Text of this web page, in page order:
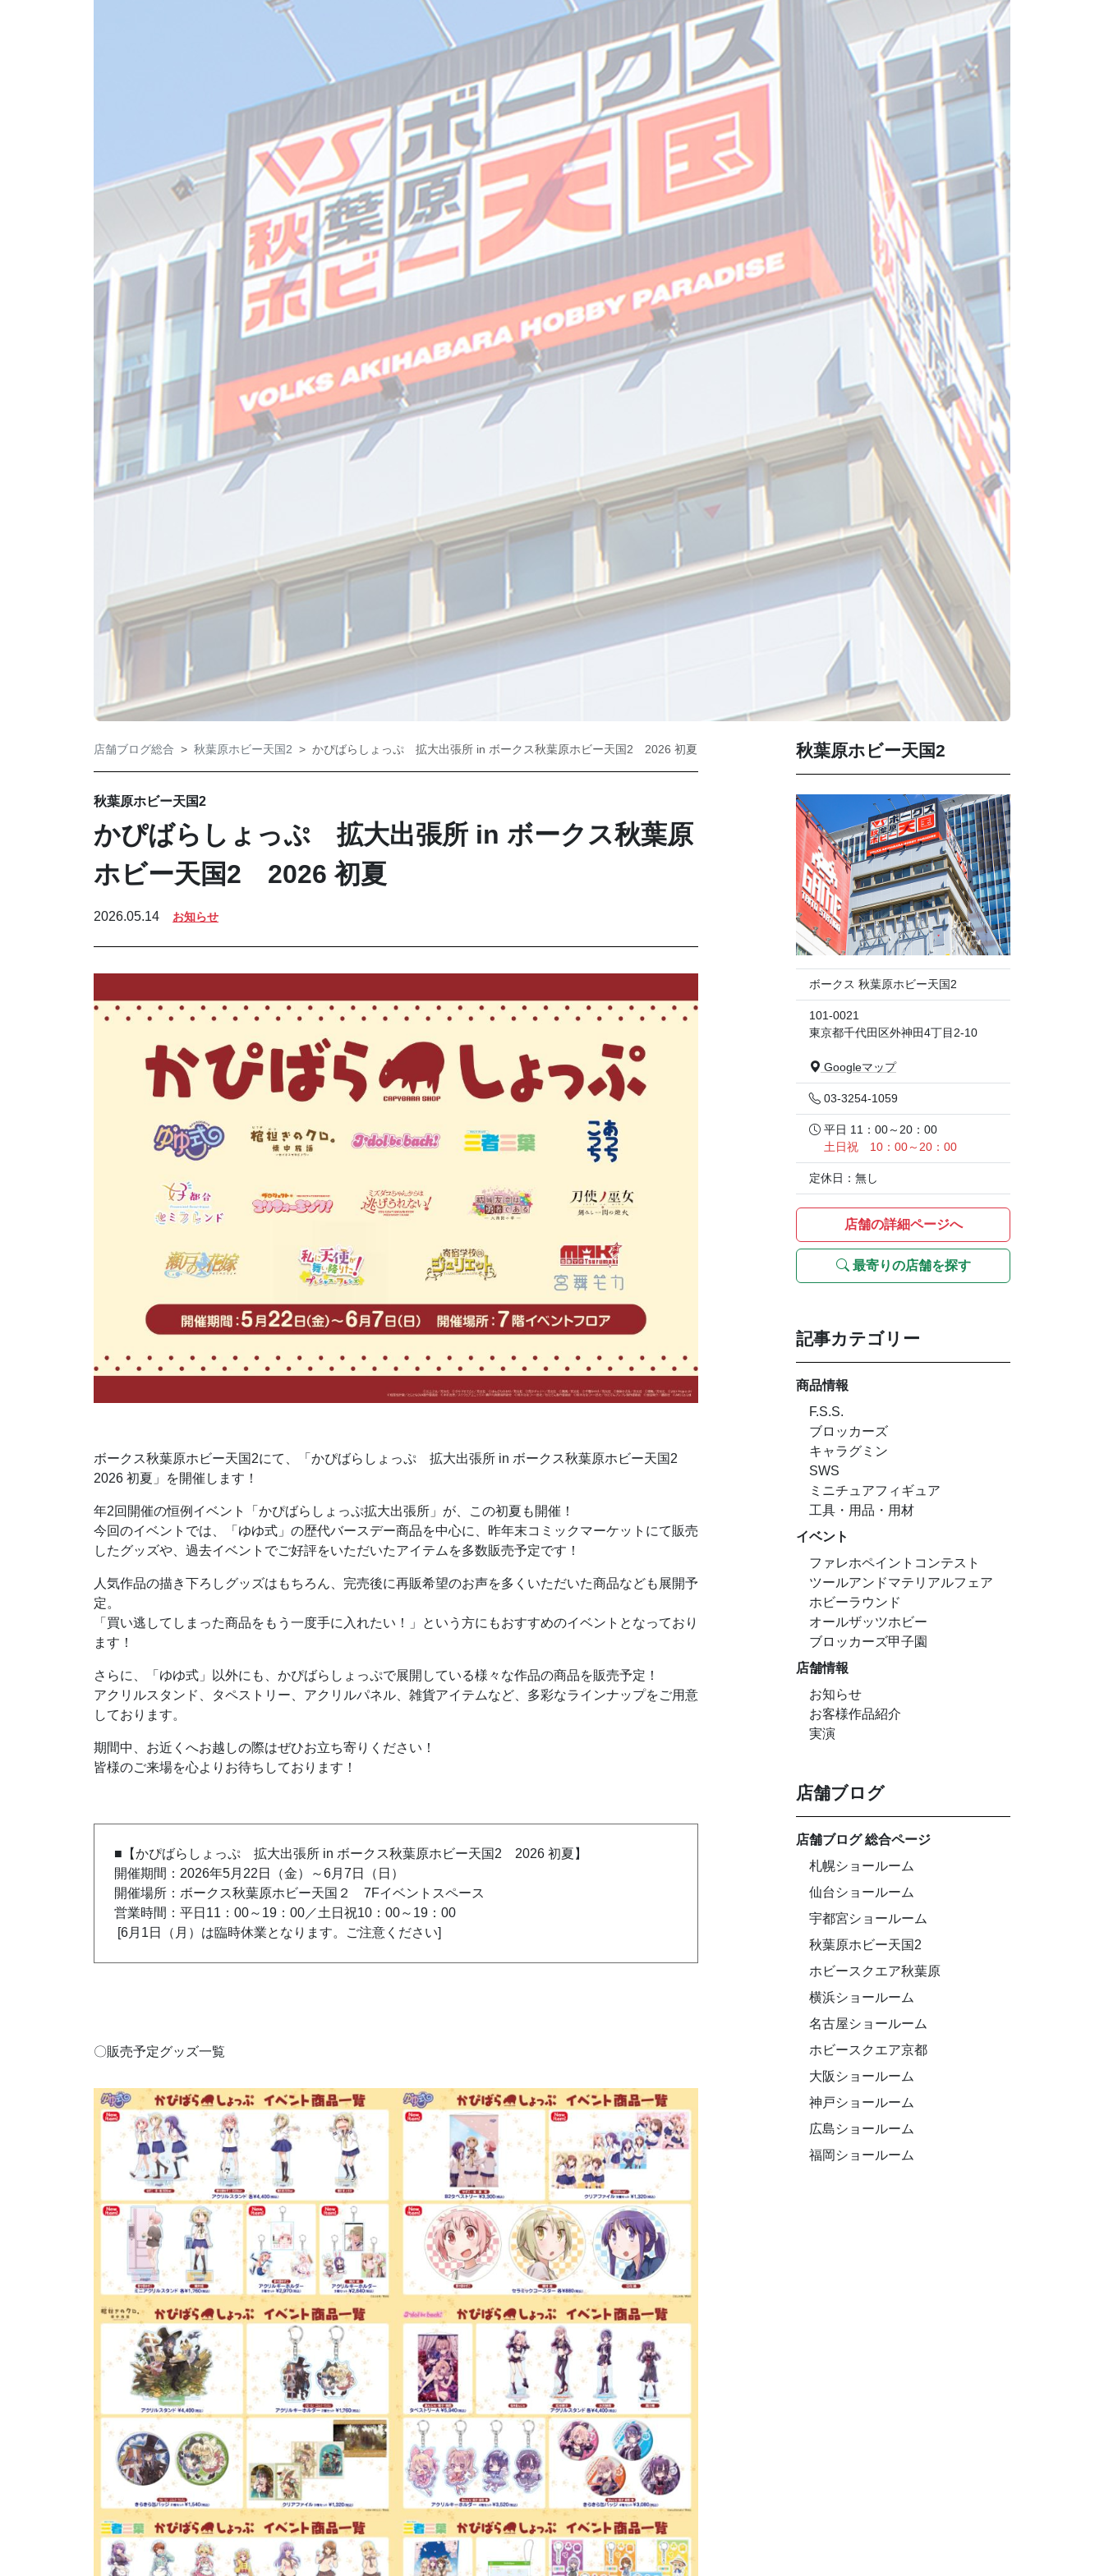
店舗ブログ総合 秋葉原ホビー天国2 かぴばらしょっぷ 拡大出張所 in ボークス秋葉原ホビー天国2 2026 初夏
秋葉原ホビー天国2
かぴばらしょっぷ 拡大出張所 in ボークス秋葉原
ホビー天国2 2026 初夏
2026.05.14 お知らせ
ボークス秋葉原ホビー天国2にて、「かぴばらしょっぷ 拡大出張所 in ボークス秋葉原ホビー天国2
2026 初夏」を開催します！
年2回開催の恒例イベント「かぴばらしょっぷ拡大出張所」が、この初夏も開催！
今回のイベントでは、「ゆゆ式」の歴代バースデー商品を中心に、昨年末コミックマーケットにて販売
したグッズや、過去イベントでご好評をいただいたアイテムを多数販売予定です！
人気作品の描き下ろしグッズはもちろん、完売後に再販希望のお声を多くいただいた商品なども展開予
定。
「買い逃してしまった商品をもう一度手に入れたい！」という方にもおすすめのイベントとなっており
ます！
さらに、「ゆゆ式」以外にも、かぴばらしょっぷで展開している様々な作品の商品を販売予定！
アクリルスタンド、タペストリー、アクリルパネル、雑貨アイテムなど、多彩なラインナップをご用意
しております。
期間中、お近くへお越しの際はぜひお立ち寄りください！
皆様のご来場を心よりお待ちしております！
■【かぴばらしょっぷ 拡大出張所 in ボークス秋葉原ホビー天国2 2026 初夏】
開催期間：2026年5月22日（金）～6月7日（日）
開催場所：ボークス秋葉原ホビー天国２ 7Fイベントスペース
営業時間：平日11：00～19：00／土日祝10：00～19：00
[6月1日（月）は臨時休業となります。ご注意ください]
〇販売予定グッズ一覧
秋葉原ホビー天国2
ボークス 秋葉原ホビー天国2
101-0021
東京都千代田区外神田4丁目2-10
Googleマップ
03-3254-1059
平日 11：00～20：00
土日祝 10：00～20：00
定休日：無し
店舗の詳細ページへ
最寄りの店舗を探す
記事カテゴリー
商品情報
F.S.S.
ブロッカーズ
キャラグミン
SWS
ミニチュアフィギュア
工具・用品・用材
イベント
ファレホペイントコンテスト
ツールアンドマテリアルフェア
ホビーラウンド
オールザッツホビー
ブロッカーズ甲子園
店舗情報
お知らせ
お客様作品紹介
実演
店舗ブログ
店舗ブログ 総合ページ
札幌ショールーム
仙台ショールーム
宇都宮ショールーム
秋葉原ホビー天国2
ホビースクエア秋葉原
横浜ショールーム
名古屋ショールーム
ホビースクエア京都
大阪ショールーム
神戸ショールーム
広島ショールーム
福岡ショールーム